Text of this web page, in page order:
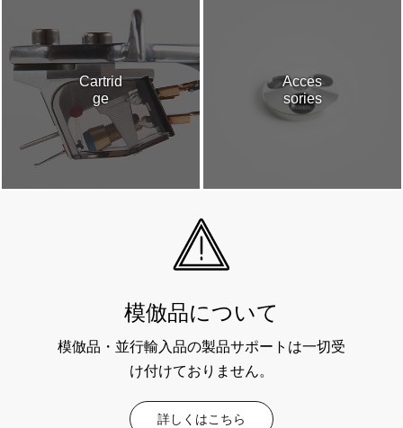
Cartrid
ge
Acces
sories
模倣品について
模倣品・並行輸入品の製品サポートは一切受
け付けておりません。
詳しくはこちら